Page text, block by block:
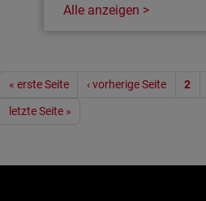
Alle anzeigen >
Seitennummerierung
« erste Seite ‹ vorherige Seite 2
letzte Seite »